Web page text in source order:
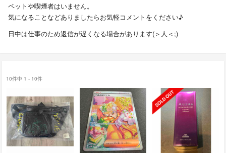
ペットや喫煙者はいません。
気になることなどありましたらお気軽コメントをください♪
日中は仕事のため返信が遅くなる場合があります(＞人＜;)
10件中 1 - 10件